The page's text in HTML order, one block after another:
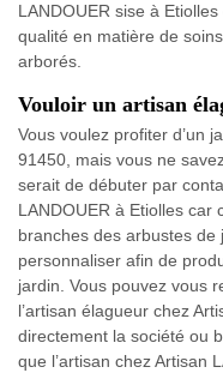
LANDOUER sise à
qualité en matière de
arborés.
Vouloir un artisan
Vous voulez profiter d’un
91450, mais vous ne
serait de débuter par
LANDOUER à Etiolles car
branches des arbustes de
personnaliser afin de
jardin. Vous pouvez vous
l’artisan élagueur chez
directement la société ou
que l’artisan chez Artisan